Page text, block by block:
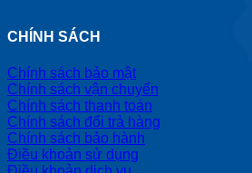
CHÍNH SÁCH
Chính sách bảo mật
Chính sách vận chuyển
Chính sách thanh toán
Chính sách đổi trả hàng
Chính sách bảo hành
Điều khoản sử dụng